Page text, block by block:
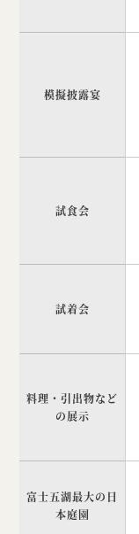
模擬披露宴
試食会
試着会
料理・引出物など
の展示
富士五湖最大の日
本庭園